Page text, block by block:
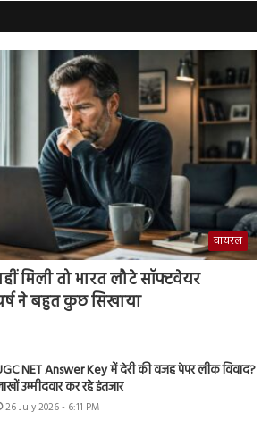
वायरल
मिली तो भारत लौटे सॉफ्टवेयर
ने बहुत कुछ सिखाया
NET Answer Key में देरी की वजह पेपर लीक विवाद?
उम्मीदवार कर रहे इंतजार
26 July 2026 - 6:11 PM